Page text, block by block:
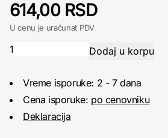
614,00 RSD
U cenu je uračunat PDV
Vreme isporuke: 2 - 7 dana
Cena isporuke: po cenovniku
Deklaracija